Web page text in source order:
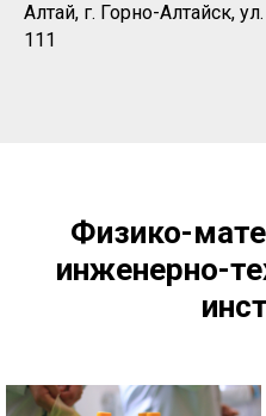
Алтай, г. Горно-Алтайск,
111
Физико-
инженерно-